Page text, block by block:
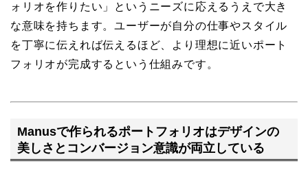
ォリオを作りたい」というニーズに応えるうえで大き
な意味を持ちます。ユーザーが自分の仕事やスタイル
を丁寧に伝えれば伝えるほど、より理想に近いポート
フォリオが完成するという仕組みです。
Manusで作られるポートフォリオはデザインの
美しさとコンバージョン意識が両立している